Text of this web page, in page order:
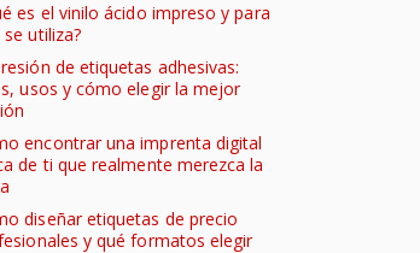
es el vinilo ácido impreso y para
se utiliza?
de etiquetas adhesivas:
usos y cómo elegir la mejor
encontrar una imprenta digital
de ti que realmente merezca la
diseñar etiquetas de precio
y qué formatos elegir